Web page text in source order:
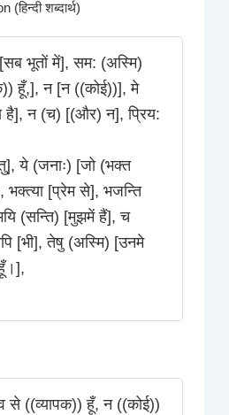
शब्दार्थ)
भूतों में], सम: (अस्मि)
हूँ,], न [न ((कोई))], मे
है], न (च) [(और) न], प्रिय:
ये (जनाः) [जो (भक्त
भक्त्या [प्रेम से], भजन्ति
(सन्ति) [मुझमें हैं], च
[भी], तेषु (अस्मि) [उनमे
से ((व्यापक)) हूँ, न ((कोई))